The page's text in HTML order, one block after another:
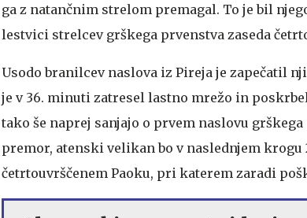
ga z natančnim strelom premagal. To je bil
lestvici strelcev grškega prvenstva zaseda
Usodo branilcev naslova iz Pireja je zapečatil
je v 36. minuti zatresel lastno mrežo in
tako še naprej sanjajo o prvem naslovu
premor, atenski velikan bo v naslednjem
četrtouvrščenem Paoku, pri katerem zaradi